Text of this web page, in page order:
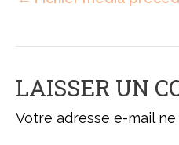
LAISSER UN
Votre adresse e-mail